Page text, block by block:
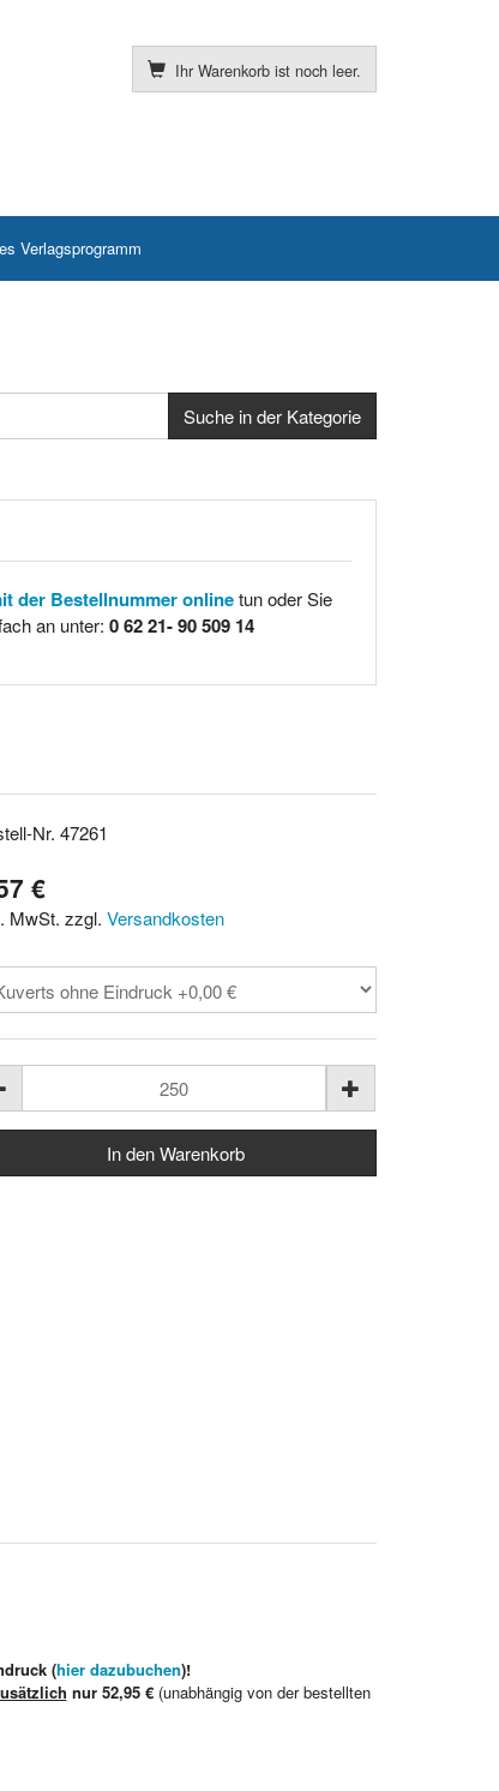
Ihr Warenkorb ist noch leer.
Verlagsprogramm
der Bestellnummer onlinetun oder Sie
an unter: 0 62 21- 90 509 14
Nr. 47261
€
MwSt. zzgl.Versandkosten
(hier dazubuchen)!
nur 52,95 €(unabhängig von der bestellten